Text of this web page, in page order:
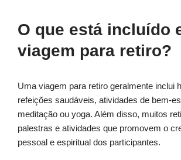
O que está incluído
viagem para retiro?
Uma viagem para retiro geralmente inclui
refeições saudáveis, atividades de bem-
meditação ou yoga. Além disso, muitos
palestras e atividades que promovem o
pessoal e espiritual dos participantes.